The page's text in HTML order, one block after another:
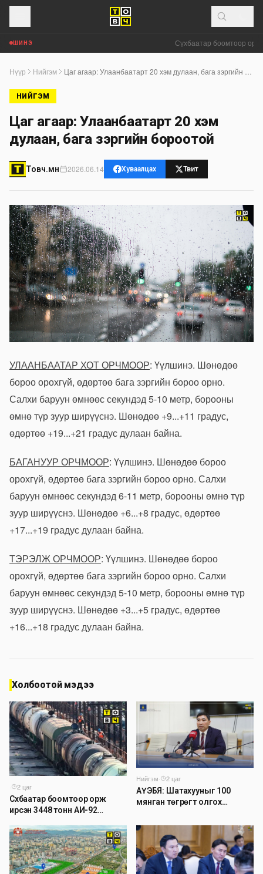
ШИНЭ Сүхбаатар боомтоор орж
Нүүр Нийгэм
НИЙГЭМ
Цаг агаар: Улаанбаатарт 20 хэм
дулаан, бага зэргийн бороотой
Товч.мн 2026.06.14 Хуваалцах Твит
УЛААНБААТАР ХОТ ОРЧМООР: Үүлшинэ. Шөнөдөө
бороо орохгүй, өдөртөө бага зэргийн бороо орно.
Салхи баруун өмнөөс секундэд 5-10 метр, борооны
өмнө түр зуур ширүүснэ. Шөнөдөө +9...+11 градус,
өдөртөө +19...+21 градус дулаан байна.
БАГАНУУР ОРЧМООР: Үүлшинэ. Шөнөдөө бороо
орохгүй, өдөртөө бага зэргийн бороо орно. Салхи
баруун өмнөөс секундэд 6-11 метр, борооны өмнө түр
зуур ширүүснэ. Шөнөдөө +6...+8 градус, өдөртөө
+17...+19 градус дулаан байна.
ТЭРЭЛЖ ОРЧМООР: Үүлшинэ. Шөнөдөө бороо
орохгүй, өдөртөө бага зэргийн бороо орно. Салхи
баруун өмнөөс секундэд 5-10 метр, борооны өмнө түр
зуур ширүүснэ. Шөнөдөө +3...+5 градус, өдөртөө
+16...+18 градус дулаан байна.
Холбоотой мэдээ
·
2 цаг
Сүхбаатар боомтоор орж
ирсэн 3448 тонн АИ-92
буулгах ажлыг зохион
байгуулж байна
Нийгэм·
2 цаг
АҮЭБЯ: Шатахууныг 100
мянган төгрөгт олгох